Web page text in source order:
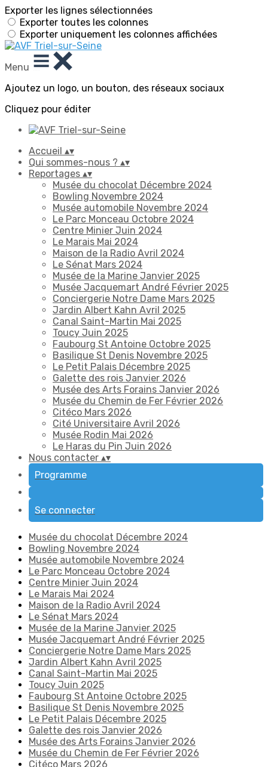
Exporter les lignes sélectionnées
Exporter toutes les colonnes
Exporter uniquement les colonnes affichées
Menu
Ajoutez un logo, un bouton, des réseaux sociaux
Cliquez pour éditer
Accueil ▴▾
Qui sommes-nous ? ▴▾
Reportages ▴▾
Musée du chocolat Décembre 2024
Bowling Novembre 2024
Musée automobile Novembre 2024
Le Parc Monceau Octobre 2024
Centre Minier Juin 2024
Le Marais Mai 2024
Maison de la Radio Avril 2024
Le Sénat Mars 2024
Musée de la Marine Janvier 2025
Musée Jacquemart André Février 2025
Conciergerie Notre Dame Mars 2025
Jardin Albert Kahn Avril 2025
Canal Saint-Martin Mai 2025
Toucy Juin 2025
Faubourg St Antoine Octobre 2025
Basilique St Denis Novembre 2025
Le Petit Palais Décembre 2025
Galette des rois Janvier 2026
Musée des Arts Forains Janvier 2026
Musée du Chemin de Fer Février 2026
Citéco Mars 2026
Cité Universitaire Avril 2026
Musée Rodin Mai 2026
Le Haras du Pin Juin 2026
Nous contacter ▴▾
Programme
Se connecter
Musée du chocolat Décembre 2024
Bowling Novembre 2024
Musée automobile Novembre 2024
Le Parc Monceau Octobre 2024
Centre Minier Juin 2024
Le Marais Mai 2024
Maison de la Radio Avril 2024
Le Sénat Mars 2024
Musée de la Marine Janvier 2025
Musée Jacquemart André Février 2025
Conciergerie Notre Dame Mars 2025
Jardin Albert Kahn Avril 2025
Canal Saint-Martin Mai 2025
Toucy Juin 2025
Faubourg St Antoine Octobre 2025
Basilique St Denis Novembre 2025
Le Petit Palais Décembre 2025
Galette des rois Janvier 2026
Musée des Arts Forains Janvier 2026
Musée du Chemin de Fer Février 2026
Citéco Mars 2026